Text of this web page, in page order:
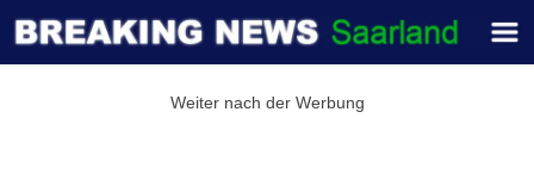
Weiter nach der Werbung